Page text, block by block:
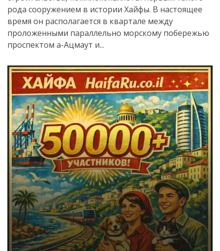
рода сооружением в истории Хайфы. В настоящее
время он располагается в квартале между
проложенными параллельно морскому побережью
проспектом а-Ацмаут и...